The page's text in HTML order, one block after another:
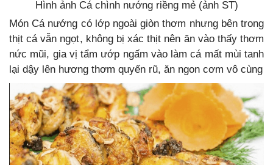
Hình ảnh Cá chình nướng riềng mẻ (ảnh ST)
Món Cá nướng có lớp ngoài giòn thơm nhưng bên trong
thịt cá vẫn ngọt, không bị xác thịt nên ăn vào thấy thơm
nức mũi, gia vị tẩm ướp ngấm vào làm cá mất mùi tanh
lại dậy lên hương thơm quyến rũ, ăn ngon cơm vô cùng